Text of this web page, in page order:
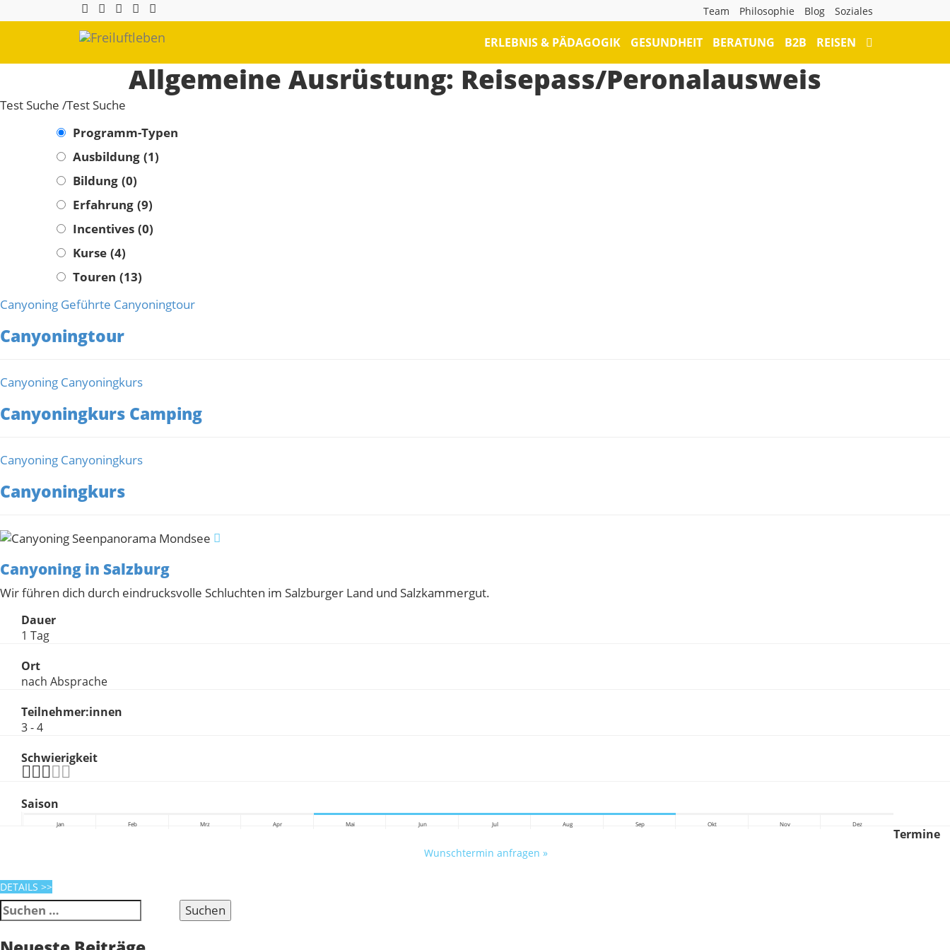
Soziales
Blog
Philosophie
Team
ERLEBNIS & PÄDAGOGIK GESUNDHEIT BERATUNG B2B REISEN
Allgemeine Ausrüstung: Reisepass/Peronalausweis
Test Suche /Test Suche
Programm-Typen
Ausbildung (1)
Bildung (0)
Erfahrung (9)
Incentives (0)
Kurse (4)
Touren (13)
Kategorien
Canyoning Geführte Canyoningtour
Canyoningtour
Kategorien
Canyoning Canyoningkurs
Canyoningkurs Camping
Kategorien
Canyoning Canyoningkurs
Canyoningkurs
Canyoning in Salzburg
Wir führen dich durch eindrucksvolle Schluchten im Salzburger Land und Salzkammergut.
Dauer
1 Tag
Ort
nach Absprache
Teilnehmer:innen
3 - 4
Schwierigkeit
Saison
Jan Feb Mrz Apr Mai Jun Jul Aug Sep Okt Nov Dez
Termine
Wunschtermin anfragen »
DETAILS >>
Suche
nach: